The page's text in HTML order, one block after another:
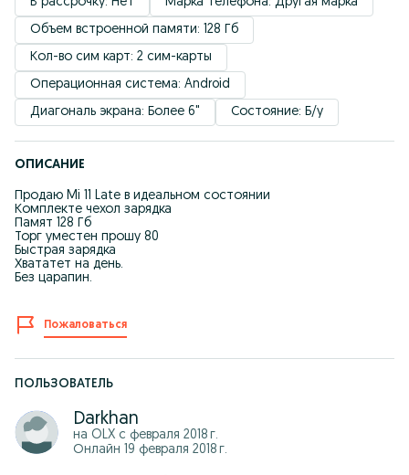
Объем встроенной памяти: 128 Гб
Кол-во сим карт: 2 сим-карты
Операционная система: Android
Диагональ экрана: Более 6"
Состояние: Б/у
ОПИСАНИЕ
Продаю Mi 11 Late в идеальном состоянии
Комплекте чехол зарядка
Памят 128 Гб
Торг уместен прошу 80
Быстрая зарядка
Хвататет на день.
Без царапин.
Пожаловаться
ПОЛЬЗОВАТЕЛЬ
Darkhan
на OLX с февраля 2018 г.
Онлайн 19 февраля 2018 г.